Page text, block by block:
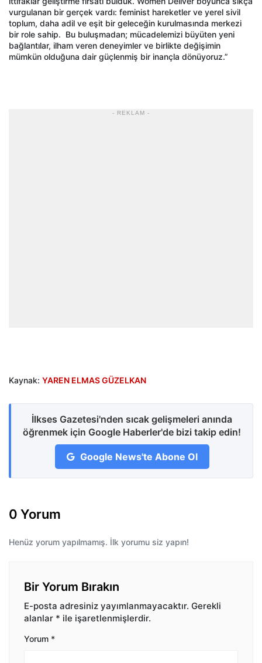
vurgulanan bir gerçek vardı: feminist hareketler ve yerel sivil
toplum, daha adil ve eşit bir geleceğin kurulmasında merkezi
bir role sahip. Bu buluşmadan; mücadelemizi büyüten yeni
bağlantılar, ilham veren deneyimler ve birlikte değişimin
mümkün olduğuna dair güçlenmiş bir inançla dönüyoruz.”
- REKLAM -
Kaynak: YAREN ELMAS GÜZELKAN
İlkses Gazetesi'nden sıcak gelişmeleri anında
öğrenmek için Google Haberler'de bizi takip edin!
Google News'te Abone Ol
0 Yorum
Henüz yorum yapılmamış. İlk yorumu siz yapın!
Bir Yorum Bırakın
E-posta adresiniz yayımlanmayacaktır. Gerekli
alanlar * ile işaretlenmişlerdir.
Yorum *